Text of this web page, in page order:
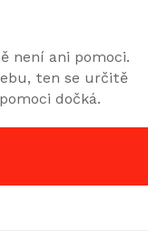
není ani pomoci.
ten se určitě
dočká.